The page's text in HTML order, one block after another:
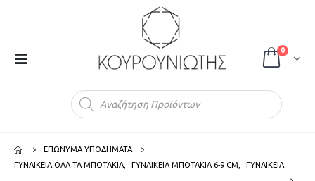
0
ΕΠΩΝΥΜΑ ΥΠΟΔΗΜΑΤΑ
ΓΥΝΑΙΚΕΙΑ ΟΛΑ ΤΑ ΜΠΟΤΑΚΙΑ
ΓΥΝΑΙΚΕΙΑ ΜΠΟΤΑΚΙΑ 6-9 CM ΓΥΝΑΙΚΕΙΑ